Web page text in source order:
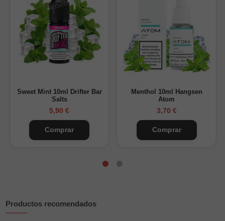
Nicotina:
11mg y 20mg
Tipo:sales de nicotina
Composición:50% VG / 50% PG
Uso recomendado:pods y vapeo MTL
puro, fresco y fácil de mantener durante el día.
Sweet Mint 10ml Drifter Bar
Salts
5,90 €
Comprar
Menthol 10ml Hangsen
Atom
3,70 €
Comprar
Productos recomendados